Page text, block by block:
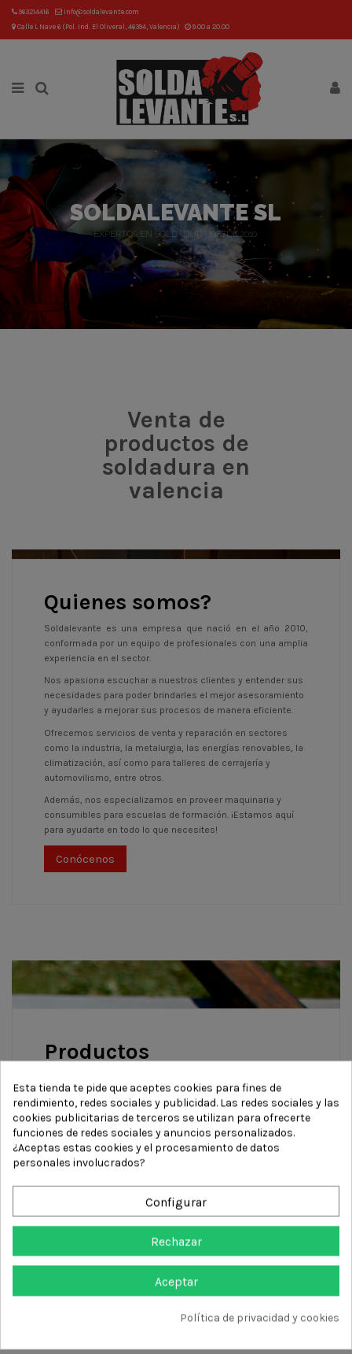
963214416
info@soldalevante.com
Calle L Nave 6 (Pol. Ind. El Oliveral, 46394, Valencia)
9.00 a 20.00
SOLDALEVANTE SL
EXPERTOS EN SOLDADURA DESDE 2010
Venta de
productos de
soldadura en
valencia
Quienes somos?
Soldalevante es una empresa que nació en el año 2010,
conformada por un equipo de profesionales con una amplia
experiencia en el sector.
Nos apasiona escuchar a nuestros clientes y entender sus
necesidades para poder brindarles el mejor asesoramiento
y ayudarles a mejorar sus procesos de manera eficiente.
Ofrecemos servicios de venta y reparación en sectores
como la industria, la metalurgia, las energías renovables, la
climatización, así como para talleres de cerrajería y
automovilismo, entre otros.
Además, nos especializamos en proveer maquinaria y
consumibles para escuelas de formación. ¡Estamos aquí
para ayudarte en todo lo que necesites!
Conócenos
Productos
gama de productos, garantizando que su empresa cuente
con todo lo necesario. Nuestro servicio se caracteriza por
su rapidez y eficacia. Entre nuestras ofertas, encontrará:
Equipos de soldadura.
Antorchas y sus accesorios.
Mesas de soldadura confiables y versátiles.
Nuestros productos
Esta tienda te pide que aceptes cookies para fines de
rendimiento, redes sociales y publicidad. Las redes sociales y las
cookies publicitarias de terceros se utilizan para ofrecerte
funciones de redes sociales y anuncios personalizados.
¿Aceptas estas cookies y el procesamiento de datos
personales involucrados?
Configurar
Rechazar
Aceptar
Política de privacidad y cookies